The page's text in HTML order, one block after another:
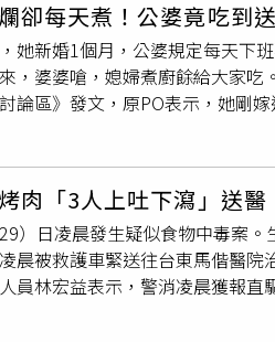
悉，過去在經營水餃品牌時，麵
的學問。禾浩辰則感嘆：「做餐
攤危機，大家對於夜市小吃的
家都累到懷疑人生，但很快就
，但慢慢的知道彼此的想法就
上8點播出，三立都會台每週日
每週六晚上10點播出、新加坡
+及 Netflix 則於每週六晚上10點
廚房燒起來，我看到婆婆崩潰跟
吃胃藥，現在還把廚房燒了，掃
的」、「當傻媳婦也是一個方
年了，還好廚房還在」、「這是
卻每天煮！公婆竟吃
她新婚1個月，公婆規定每天下
，婆婆嗆，媳婦煮廚餘給大家
論區》發文，原PO表示，她剛
。老公指出，沒關係就煮，並
就是焦
，她都一大早市場買菜跟肉，
箱，當天買的都很新鮮。後來
老公翻了白眼，最後一次煮飯忘
醫院，每天都在吃胃藥，現在
婆婆怒嗆，「搬出去住。」原
肉「3人上吐下瀉」送
）日凌晨發生疑似食物中毒案
晨被救護車緊送往台東馬偕醫
員林宏益表示，警消凌晨獲報
人精神穩定、意識清楚。患者表